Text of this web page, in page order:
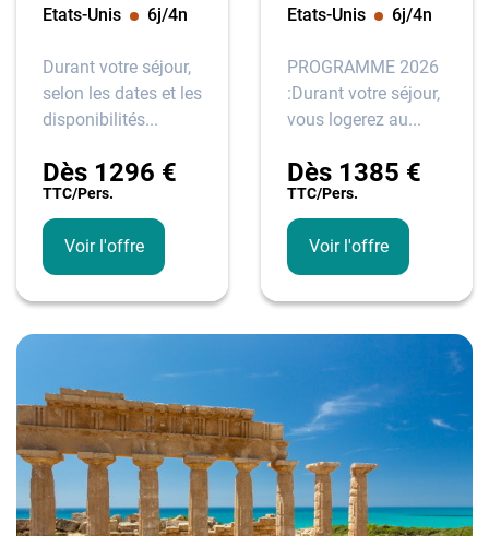
****
Etats-Unis 6j/4n
Durant votre séjour,
selon les dates et les
disponibilités...
Dès 1296 €
TTC/pers.
Voir l'offre
Big Apple ****
Etats-Unis 6j/4n
PROGRAMME 2026
:Durant votre séjour,
vous logerez au...
Dès 1385 €
TTC/pers.
Voir l'offre